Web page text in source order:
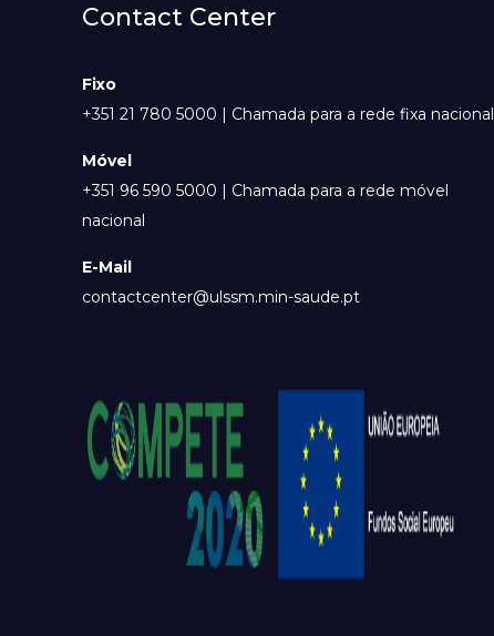
Contact Center
Fixo
+351 21 780 5000 | Chamada para a rede fixa nacional
Móvel
+351 96 590 5000 | Chamada para a rede móvel
nacional
E-Mail
contactcenter@ulssm.min-saude.pt